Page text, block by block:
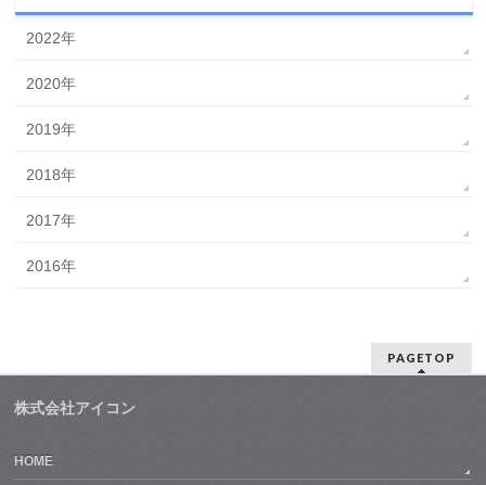
2022年
2020年
2019年
2018年
2017年
2016年
PAGETOP
株式会社アイコン
HOME